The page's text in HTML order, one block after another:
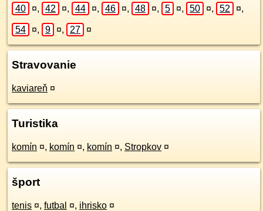
40 ¤, 42 ¤, 44 ¤, 46 ¤, 48 ¤, 5 ¤, 50 ¤, 52 ¤,
54 ¤, 9 ¤, 27 ¤
Stravovanie
kaviareň ¤
Turistika
komín ¤, komín ¤, komín ¤, Stropkov ¤
šport
tenis ¤, futbal ¤, ihrisko ¤